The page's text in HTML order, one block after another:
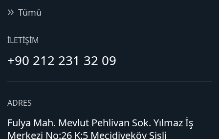
Tümü
İLETIŞIM
+90 212 231 32 09
ADRES
Fulya Mah. Mevlut Pehlivan Sok. Yılmaz İş
Merkezi No:26 K:5 Mecidiyeköy Şişli